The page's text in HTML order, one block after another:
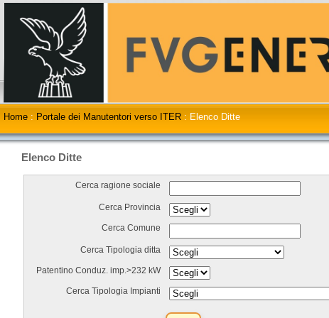
Home : Portale dei Manutentori verso ITER : Elenco Ditte
Elenco Ditte
Cerca ragione sociale
Cerca Provincia
Cerca Comune
Cerca Tipologia ditta
Patentino Conduz. imp.>232 kW
Cerca Tipologia Impianti